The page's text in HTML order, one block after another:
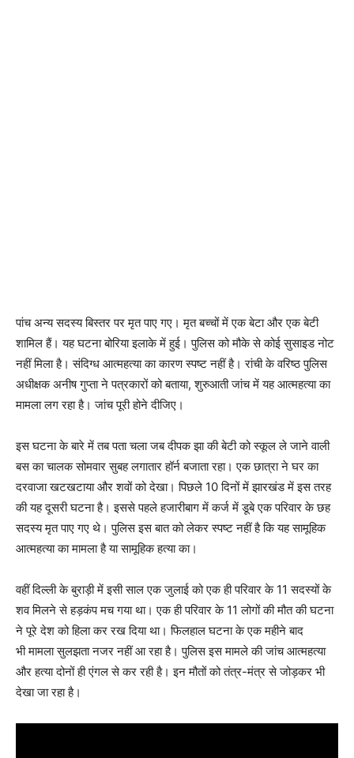
पांच अन्य सदस्य बिस्तर पर मृत पाए गए। मृत बच्चों में एक बेटा और एक बेटी
शामिल हैं। यह घटना बोरिया इलाके में हुई। पुलिस को मौके से कोई सुसाइड नोट
नहीं मिला है। संदिग्ध आत्महत्या का कारण स्पष्ट नहीं है। रांची के वरिष्ठ पुलिस
अधीक्षक अनीष गुप्ता ने पत्रकारों को बताया, शुरुआती जांच में यह आत्महत्या का
मामला लग रहा है। जांच पूरी होने दीजिए।
इस घटना के बारे में तब पता चला जब दीपक झा की बेटी को स्कूल ले जाने वाली
बस का चालक सोमवार सुबह लगातार हॉर्न बजाता रहा। एक छात्रा ने घर का
दरवाजा खटखटाया और शवों को देखा। पिछले 10 दिनों में झारखंड में इस तरह
की यह दूसरी घटना है। इससे पहले हजारीबाग में कर्ज में डूबे एक परिवार के छह
सदस्य मृत पाए गए थे। पुलिस इस बात को लेकर स्पष्ट नहीं है कि यह सामूहिक
आत्महत्या का मामला है या सामूहिक हत्या का।
वहीं दिल्ली के बुराड़ी में इसी साल एक जुलाई को एक ही परिवार के 11 सदस्यों के
शव मिलने से हड़कंप मच गया था। एक ही परिवार के 11 लोगों की मौत की घटना
ने पूरे देश को हिला कर रख दिया था। फिलहाल घटना के एक महीने बाद
भी मामला सुलझता नजर नहीं आ रहा है। पुलिस इस मामले की जांच आत्महत्या
और हत्या दोनों ही एंगल से कर रही है। इन मौतों को तंत्र-मंत्र से जोड़कर भी
देखा जा रहा है।